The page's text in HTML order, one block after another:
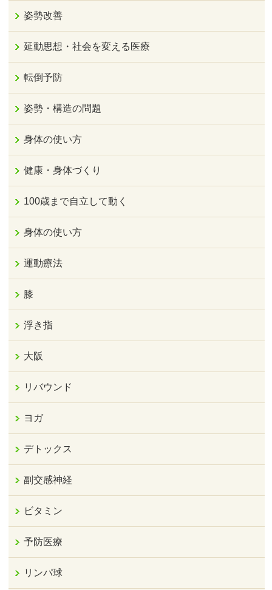
姿勢改善
延動思想・社会を変える医療
転倒予防
姿勢・構造の問題
身体の使い方
健康・身体づくり
100歳まで自立して動く
身体の使い方
運動療法
膝
浮き指
大阪
リバウンド
ヨガ
デトックス
副交感神経
ビタミン
予防医療
リンパ球